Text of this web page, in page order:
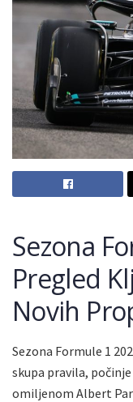
Sezona
Pregled
Novih
Sezona Formule 1
skupa pravila,
omiljenom Albert